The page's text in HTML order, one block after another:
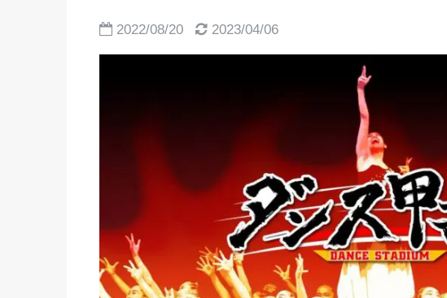
2022/08/20 2023/04/06